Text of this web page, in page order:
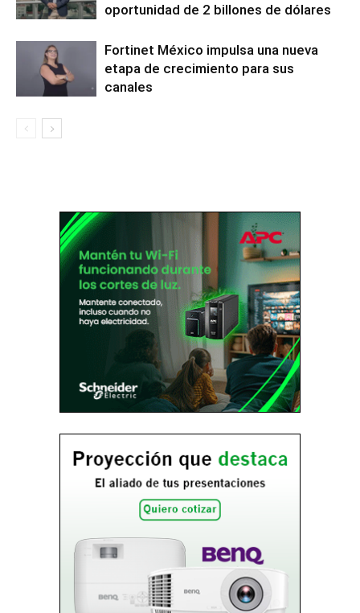
oportunidad de 2 billones de dólares
Fortinet México impulsa una nueva
etapa de crecimiento para sus
canales